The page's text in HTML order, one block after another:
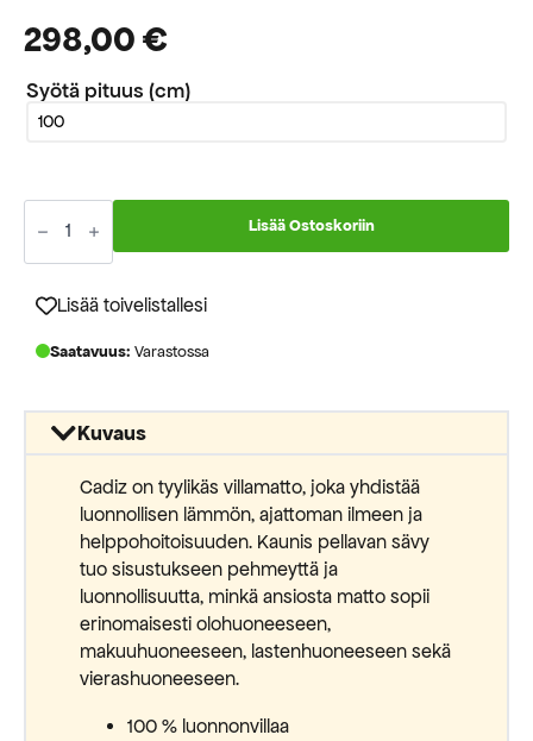
298,00€
Syötä pituus (cm)
Cadiz
hopeanharmaa
villa
määrä
Lisää Ostoskoriin
Lisää toivelistallesi
Saatavuus: Varastossa
Kuvaus
Cadiz on tyylikäs villamatto, joka yhdistää
luonnollisen lämmön, ajattoman ilmeen ja
helppohoitoisuuden. Kaunis pellavan sävy
tuo sisustukseen pehmeyttä ja
luonnollisuutta, minkä ansiosta matto sopii
erinomaisesti olohuoneeseen,
makuuhuoneeseen, lastenhuoneeseen sekä
vierashuoneeseen.
100 % luonnonvillaa